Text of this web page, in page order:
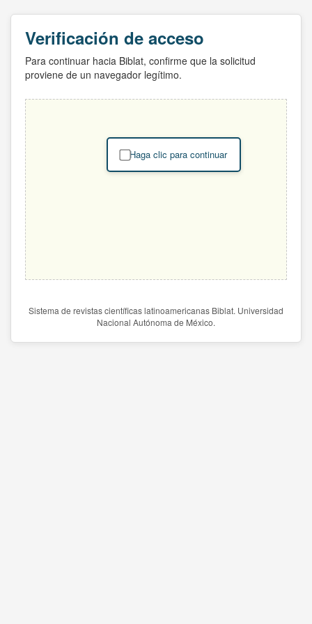
Verificación de acceso
Para continuar hacia Biblat, confirme que la solicitud
proviene de un navegador legítimo.
Haga clic para continuar
Sistema de revistas científicas latinoamericanas Biblat. Universidad
Nacional Autónoma de México.